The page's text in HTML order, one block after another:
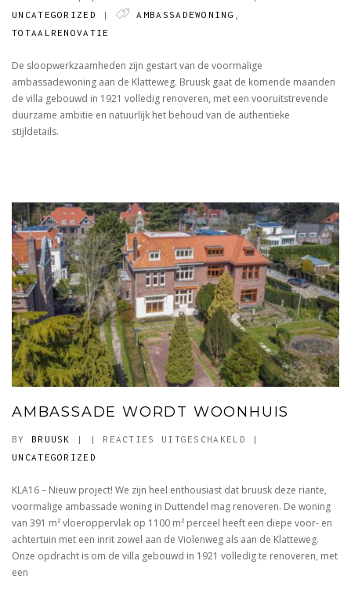
UNCATEGORIZED
| AMBASSADEWONING
TOTAALRENOVATIE
De sloopwerkzaamheden zijn gestart van de voormalige
ambassadewoning aan de Klatteweg. Bruusk gaat de komende maanden
de villa gebouwd in 1921 volledig renoveren, met een vooruitstrevende
duurzame ambitie en natuurlijk het behoud van de authentieke
stijldetails.
AMBASSADE WORDT WOONHUIS
BY BRUUSK | | REACTIES UITGESCHAKELD VOOR
WOONHUIS
|
UNCATEGORIZED
KLA16 – Nieuw project! We zijn heel enthousiast dat bruusk deze riante,
voormalige ambassade woning in Duttendel mag renoveren. De woning
van 391 m² vloeroppervlak op 1100 m² perceel heeft een diepe voor- en
achtertuin met een inrit zowel aan de Violenweg als aan de Klatteweg.
Onze opdracht is om de villa gebouwd in 1921 volledig te renoveren, met
een